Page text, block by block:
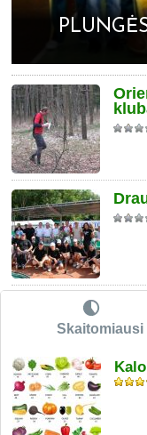
Skaitomiausi